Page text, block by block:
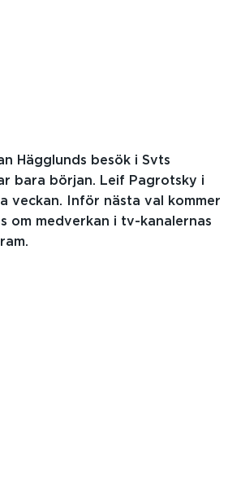
Hägglunds besök i Svts
bara början. Leif Pagrotsky i
veckan. Inför nästa val kommer
om medverkan i tv-kanalernas